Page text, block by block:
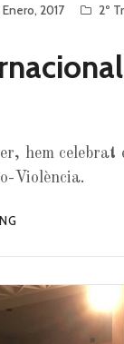
2017 2º
hem celebrat
Violència.